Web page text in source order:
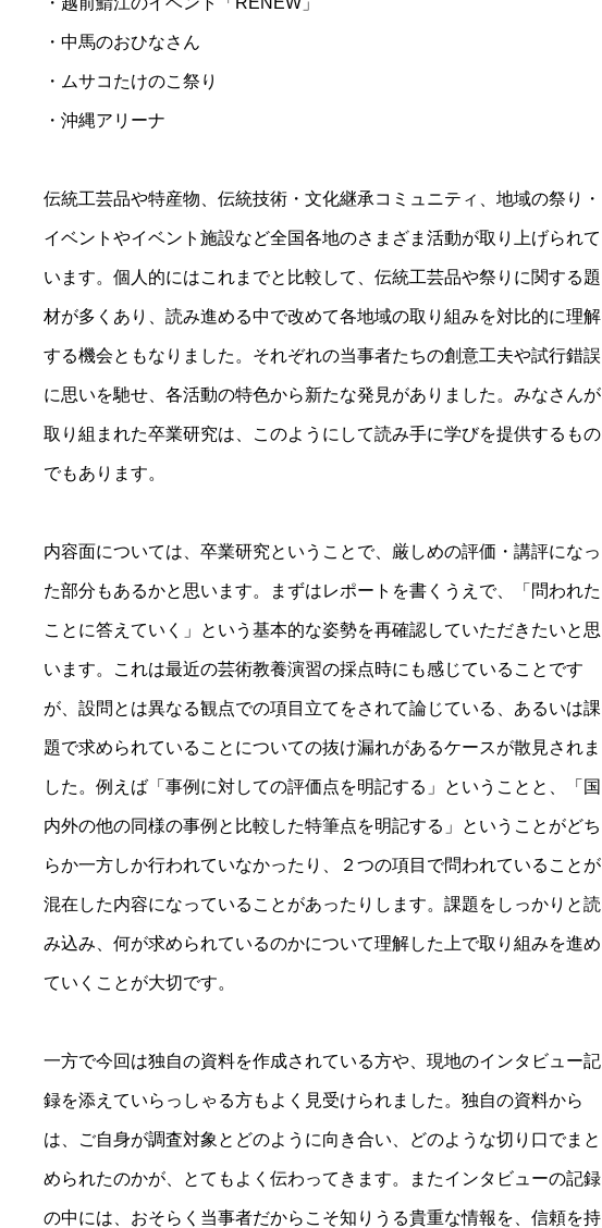
・中馬のおひなさん
・ムサコたけのこ祭り
・沖縄アリーナ
伝統工芸品や特産物、伝統技術・文化継承コミュニティ、地域の祭り・
イベントやイベント施設など全国各地のさまざま活動が取り上げられて
います。個人的にはこれまでと比較して、伝統工芸品や祭りに関する題
材が多くあり、読み進める中で改めて各地域の取り組みを対比的に理解
する機会ともなりました。それぞれの当事者たちの創意工夫や試行錯誤
に思いを馳せ、各活動の特色から新たな発見がありました。みなさんが
取り組まれた卒業研究は、このようにして読み手に学びを提供するもの
でもあります。
内容面については、卒業研究ということで、厳しめの評価・講評になっ
た部分もあるかと思います。まずはレポートを書くうえで、「問われた
ことに答えていく」という基本的な姿勢を再確認していただきたいと思
います。これは最近の芸術教養演習の採点時にも感じていることです
が、設問とは異なる観点での項目立てをされて論じている、あるいは課
題で求められていることについての抜け漏れがあるケースが散見されま
した。例えば「事例に対しての評価点を明記する」ということと、「国
内外の他の同様の事例と比較した特筆点を明記する」ということがどち
らか一方しか行われていなかったり、２つの項目で問われていることが
混在した内容になっていることがあったりします。課題をしっかりと読
み込み、何が求められているのかについて理解した上で取り組みを進め
ていくことが大切です。
一方で今回は独自の資料を作成されている方や、現地のインタビュー記
録を添えていらっしゃる方もよく見受けられました。独自の資料から
は、ご自身が調査対象とどのように向き合い、どのような切り口でまと
められたのかが、とてもよく伝わってきます。またインタビューの記録
の中には、おそらく当事者だからこそ知りうる貴重な情報を、信頼を持